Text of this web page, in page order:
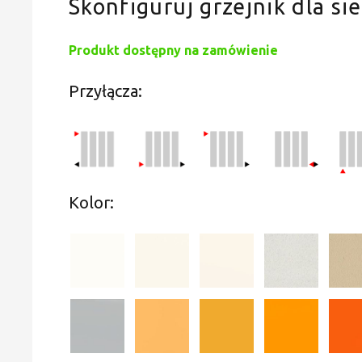
Skonfiguruj grzejnik dla
Produkt dostępny na zamówienie
Przyłącza:
Kolor: